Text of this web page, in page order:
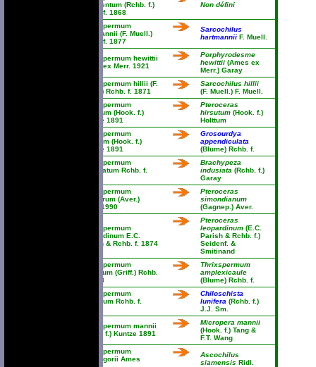
gracilentum (Rchb. f.)
Rchb. f. 1868
Non défini
Thrixspermum
hartmannii (F. Muell.)
Rchb. f. 1877
Sarcochilus
hartmannii F. Muell.
Thrixspermum hewittii
Ames ex Merr. 1921
Porphyrodesme
hewittii (Ames ex
Merr.) Garay
Thrixspermum hillii (F.
Muell.) Rchb. f. 1871
Sarcochilus hillii
(F. Muell.) F. Muell.
Thrixspermum
hirsutum (Hook. f.)
Kuntze 1891
Pteroceras
hirsutum (Hook. f.)
Holttum
Thrixspermum
hirtulum (Hook. f.)
Kuntze 1891
Grosourdya
appendiculata
(Blume) Rchb. f.
Thrixspermum
indusiatum Rchb. f.
Brachypeza
indusiata (Rchb. f.)
Garay
Thrixspermum
insularum (Aver.)
Aver. 1990
Pteroceras
simondianum
(Gagnep.) Aver.
Thrixspermum
leopardinum E.C.
Parish & Rchb. f. 1874
Pteroceras
leopardinum (E.C.
Parish & Rchb. f.)
Seidenf. &
Smitinand
Thrixspermum
lilacinum (Griff.) Rchb.
f. 1868
Thrixspermum
amplexicaule
(Blume) Rchb. f.
Thrixspermum
luniferum Rchb. f.
Chiloschista
lunifera (Rchb. f.)
J.J. Sm.
Thrixspermum mannii
(Hook. f.) Kuntze 1891
Micropera mannii
(Hook. f.) Tang &
F.T. Wang
Thrixspermum
mcgregorii Ames
Ascochilus
siamensis Ridl.